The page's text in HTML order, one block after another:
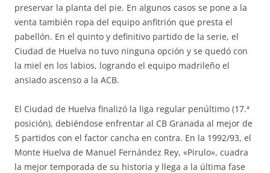
preservar la planta del pie. En algunos casos se pone a la
venta también ropa del equipo anfitrión que presta el
pabellón. En el quinto y definitivo partido de la serie, el
Ciudad de Huelva no tuvo ninguna opción y se quedó con
la miel en los labios, logrando el equipo madrileño el
ansiado ascenso a la ACB.
El Ciudad de Huelva finalizó la liga regular penúltimo (17.ª
posición), debiéndose enfrentar al CB Granada al mejor de
5 partidos con el factor cancha en contra. En la 1992/93, el
Monte Huelva de Manuel Fernández Rey, «Pirulo», cuadra
la mejor temporada de su historia y llega a la última fase